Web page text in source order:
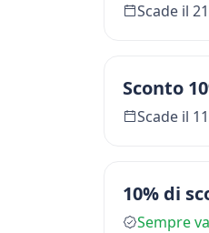
Scade il
Sconto
Scade il
10% di
Sempre